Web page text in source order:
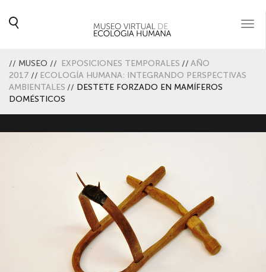
// MUSEO // EXPOSICIONES TEMPORALES // AÑO
2017 // ECOLOGÍA HUMANA: INTEGRANDO PERSPECTIVAS
AMBIENTALES // DESTETE FORZADO EN MAMÍFEROS
DOMÉSTICOS